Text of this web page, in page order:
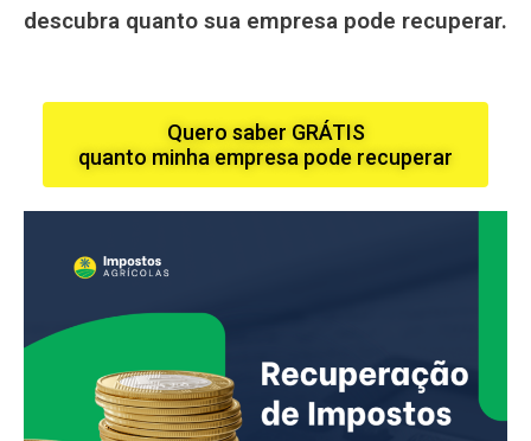
descubra quanto sua empresa pode recuperar.
Quero saber GRÁTIS
quanto minha empresa pode recuperar